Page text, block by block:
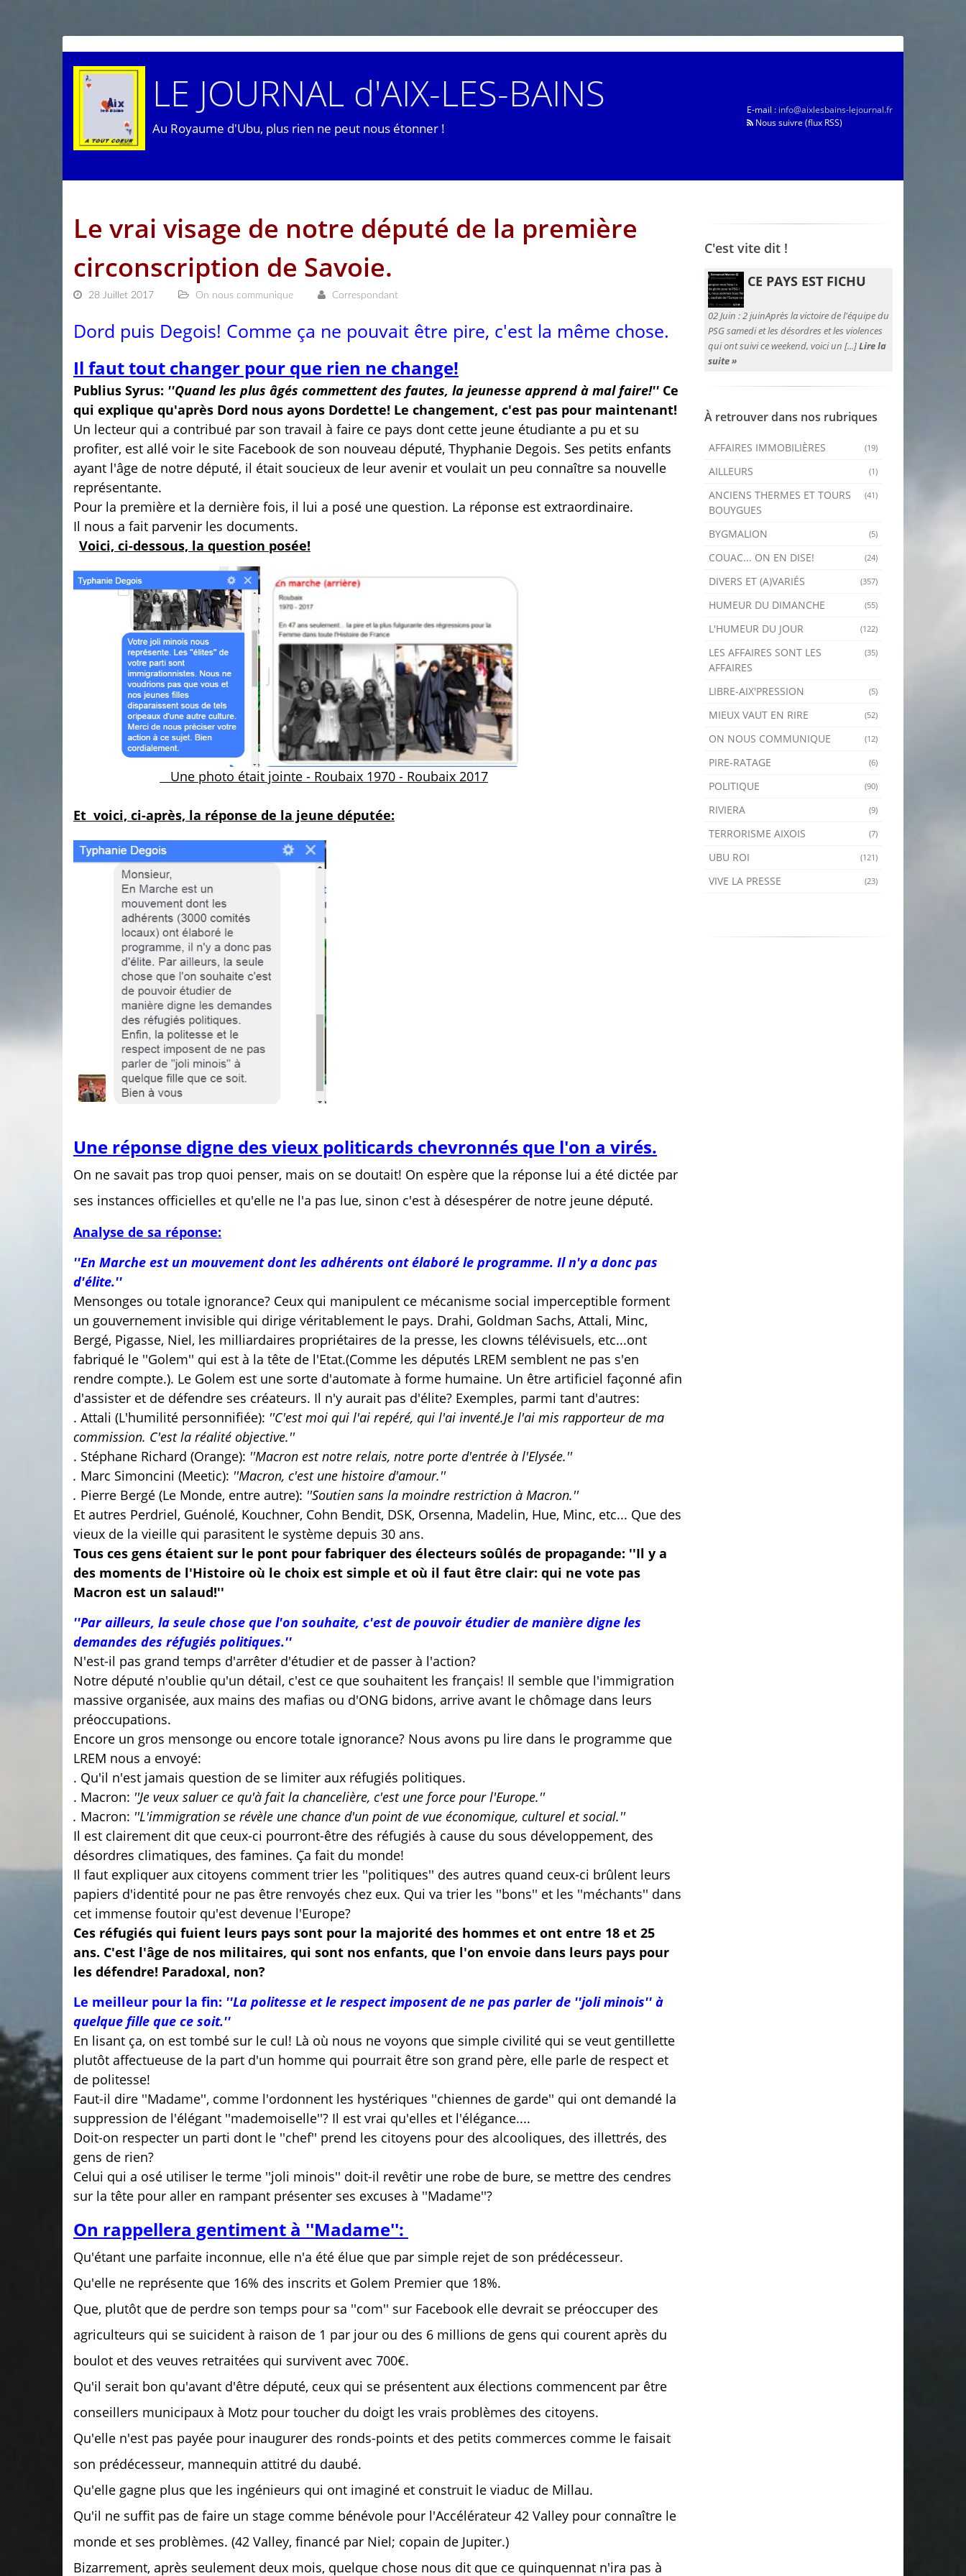
LE JOURNAL d'AIX-LES-BAINS
Au Royaume d'Ubu, plus rien ne peut nous étonner !
E-mail : info@aixlesbains-lejournal.fr
Nous suivre (flux RSS)
Le vrai visage de notre député de la première
circonscription de Savoie.
28 Juillet 2017 On nous communique Correspondant
Dord puis Degois! Comme ça ne pouvait être pire, c'est la même chose.
Il faut tout changer pour que rien ne change!
Publius Syrus: ''Quand les plus âgés commettent des fautes, la jeunesse apprend à mal faire!'' Ce
qui explique qu'après Dord nous ayons Dordette! Le changement, c'est pas pour maintenant!
Un lecteur qui a contribué par son travail à faire ce pays dont cette jeune étudiante a pu et su
profiter, est allé voir le site Facebook de son nouveau député, Thyphanie Degois. Ses petits enfants
ayant l'âge de notre député, il était soucieux de leur avenir et voulait un peu connaître sa nouvelle
représentante.
Pour la première et la dernière fois, il lui a posé une question. La réponse est extraordinaire.
Il nous a fait parvenir les documents.
Voici, ci-dessous, la question posée!
Une photo était jointe - Roubaix 1970 - Roubaix 2017
Et voici, ci-après, la réponse de la jeune députée:
Une réponse digne des vieux politicards chevronnés que l'on a virés.
On ne savait pas trop quoi penser, mais on se doutait! On espère que la réponse lui a été dictée par
ses instances officielles et qu'elle ne l'a pas lue, sinon c'est à désespérer de notre jeune député.
Analyse de sa réponse:
''En Marche est un mouvement dont les adhérents ont élaboré le programme. Il n'y a donc pas
d'élite.''
Mensonges ou totale ignorance? Ceux qui manipulent ce mécanisme social imperceptible forment
un gouvernement invisible qui dirige véritablement le pays. Drahi, Goldman Sachs, Attali, Minc,
Bergé, Pigasse, Niel, les milliardaires propriétaires de la presse, les clowns télévisuels, etc...ont
fabriqué le ''Golem'' qui est à la tête de l'Etat.(Comme les députés LREM semblent ne pas s'en
rendre compte.). Le Golem est une sorte d'automate à forme humaine. Un être artificiel façonné afin
d'assister et de défendre ses créateurs. Il n'y aurait pas d'élite? Exemples, parmi tant d'autres:
. Attali (L'humilité personnifiée): ''C'est moi qui l'ai repéré, qui l'ai inventé.Je l'ai mis rapporteur de ma
commission. C'est la réalité objective.''
. Stéphane Richard (Orange): ''Macron est notre relais, notre porte d'entrée à l'Elysée.''
. Marc Simoncini (Meetic): ''Macron, c'est une histoire d'amour.''
. Pierre Bergé (Le Monde, entre autre): ''Soutien sans la moindre restriction à Macron.''
Et autres Perdriel, Guénolé, Kouchner, Cohn Bendit, DSK, Orsenna, Madelin, Hue, Minc, etc... Que des
vieux de la vieille qui parasitent le système depuis 30 ans.
Tous ces gens étaient sur le pont pour fabriquer des électeurs soûlés de propagande: ''Il y a
des moments de l'Histoire où le choix est simple et où il faut être clair: qui ne vote pas
Macron est un salaud!''
''Par ailleurs, la seule chose que l'on souhaite, c'est de pouvoir étudier de manière digne les
demandes des réfugiés politiques.''
N'est-il pas grand temps d'arrêter d'étudier et de passer à l'action?
Notre député n'oublie qu'un détail, c'est ce que souhaitent les français! Il semble que l'immigration
massive organisée, aux mains des mafias ou d'ONG bidons, arrive avant le chômage dans leurs
préoccupations.
Encore un gros mensonge ou encore totale ignorance? Nous avons pu lire dans le programme que
LREM nous a envoyé:
. Qu'il n'est jamais question de se limiter aux réfugiés politiques.
. Macron: ''Je veux saluer ce qu'à fait la chancelière, c'est une force pour l'Europe.''
. Macron: ''L'immigration se révèle une chance d'un point de vue économique, culturel et social.''
Il est clairement dit que ceux-ci pourront-être des réfugiés à cause du sous développement, des
désordres climatiques, des famines. Ça fait du monde!
Il faut expliquer aux citoyens comment trier les ''politiques'' des autres quand ceux-ci brûlent leurs
papiers d'identité pour ne pas être renvoyés chez eux. Qui va trier les ''bons'' et les ''méchants'' dans
cet immense foutoir qu'est devenue l'Europe?
Ces réfugiés qui fuient leurs pays sont pour la majorité des hommes et ont entre 18 et 25
ans. C'est l'âge de nos militaires, qui sont nos enfants, que l'on envoie dans leurs pays pour
les défendre! Paradoxal, non?
Le meilleur pour la fin: ''La politesse et le respect imposent de ne pas parler de ''joli minois'' à
quelque fille que ce soit.''
En lisant ça, on est tombé sur le cul! Là où nous ne voyons que simple civilité qui se veut gentillette
plutôt affectueuse de la part d'un homme qui pourrait être son grand père, elle parle de respect et
de politesse!
Faut-il dire ''Madame'', comme l'ordonnent les hystériques ''chiennes de garde'' qui ont demandé la
suppression de l'élégant ''mademoiselle''? Il est vrai qu'elles et l'élégance....
Doit-on respecter un parti dont le ''chef'' prend les citoyens pour des alcooliques, des illettrés, des
gens de rien?
Celui qui a osé utiliser le terme ''joli minois'' doit-il revêtir une robe de bure, se mettre des cendres
sur la tête pour aller en rampant présenter ses excuses à ''Madame''?
On rappellera gentiment à ''Madame'':
Qu'étant une parfaite inconnue, elle n'a été élue que par simple rejet de son prédécesseur.
Qu'elle ne représente que 16% des inscrits et Golem Premier que 18%.
Que, plutôt que de perdre son temps pour sa ''com'' sur Facebook elle devrait se préoccuper des
agriculteurs qui se suicident à raison de 1 par jour ou des 6 millions de gens qui courent après du
boulot et des veuves retraitées qui survivent avec 700€.
Qu'il serait bon qu'avant d'être député, ceux qui se présentent aux élections commencent par être
conseillers municipaux à Motz pour toucher du doigt les vrais problèmes des citoyens.
Qu'elle n'est pas payée pour inaugurer des ronds-points et des petits commerces comme le faisait
son prédécesseur, mannequin attitré du daubé.
Qu'elle gagne plus que les ingénieurs qui ont imaginé et construit le viaduc de Millau.
Qu'il ne suffit pas de faire un stage comme bénévole pour l'Accélérateur 42 Valley pour connaître le
monde et ses problèmes. (42 Valley, financé par Niel; copain de Jupiter.)
Bizarrement, après seulement deux mois, quelque chose nous dit que ce quinquennat n'ira pas à
C'est vite dit !
CE PAYS EST FICHU
02 Juin :2 juinAprès la victoire de l'équipe du
PSG samedi et les désordres et les violences
qui ont suivi ce weekend, voici un [...]Lire la
suite »
À retrouver dans nos rubriques
(19)
AFFAIRES IMMOBILIÈRES
(1)
AILLEURS
(41)
ANCIENS THERMES ET TOURS
BOUYGUES
(5)
BYGMALION
(24)
COUAC... ON EN DISE!
(357)
DIVERS ET (A)VARIÉS
(55)
HUMEUR DU DIMANCHE
(122)
L'HUMEUR DU JOUR
(35)
LES AFFAIRES SONT LES
AFFAIRES
(5)
LIBRE-AIX'PRESSION
(52)
MIEUX VAUT EN RIRE
(12)
ON NOUS COMMUNIQUE
(6)
PIRE-RATAGE
(90)
POLITIQUE
(9)
RIVIERA
(7)
TERRORISME AIXOIS
(121)
UBU ROI
(23)
VIVE LA PRESSE